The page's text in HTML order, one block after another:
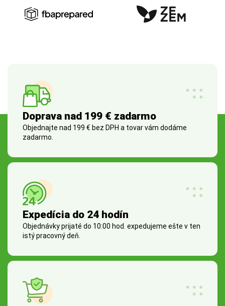
Doprava nad 199 € zadarmo
Objednajte nad 199 € bez DPH a tovar vám dodáme
zadarmo.
Expedícia do 24 hodín
Objednávky prijaté do 10:00 hod. expedujeme ešte v ten
istý pracovný deň.